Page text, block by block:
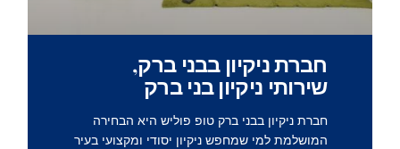
חברת ניקיון בבני ברק,
שירותי ניקיון בני ברק
חברת ניקיון בבני ברק טופ פוליש היא הבחירה
המושלמת למי שמחפש ניקיון יסודי ומקצועי בעיר